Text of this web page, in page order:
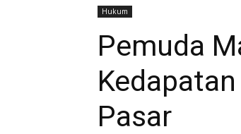
Hukum
Pemuda
Pasar